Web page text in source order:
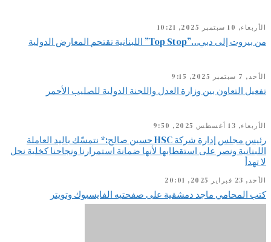
الأربعاء, 10 سبتمبر 2025, 10:21
من بيروت إلى دبي…”Top Stop” اللبنانية تقتحم المعارض الدولية
الأحد, 7 سبتمبر 2025, 9:15
تفعيل التعاون بين وزارة العدل واللجنة الدولية للصليب الأحمر
الأربعاء, 13 أغسطس 2025, 9:50
رئيس مجلس إدارة شركة HSC حسين صالح:* نتمسّك باليد العاملة
اللبنانية ونصر على استقطابها لأنها ضمانة استمرارنا ونجاحنا كخلية نحل
لا تهدأ
الأحد, 23 فبراير 2025, 20:01
كتب المحامي ماجد دمشقية على صفحتيه الفايسبوك وتويتر